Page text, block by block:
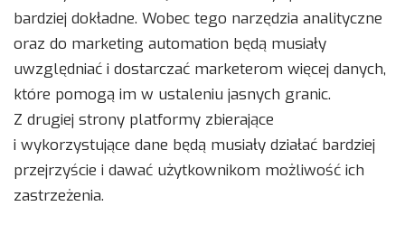
bardziej dokładne. Wobec tego narzędzia analityczne
oraz do marketing automation będą musiały
uwzględniać i dostarczać marketerom więcej danych,
które pomogą im w ustaleniu jasnych granic.
Z drugiej strony platformy zbierające
i wykorzystujące dane będą musiały działać bardziej
przejrzyście i dawać użytkownikom możliwość ich
zastrzeżenia.